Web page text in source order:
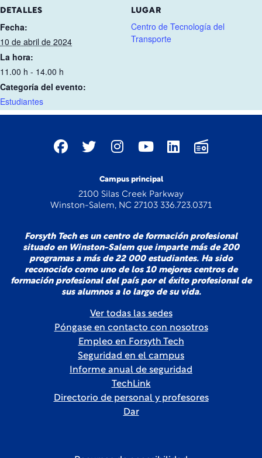
DETALLES
Fecha:
10 de abril de 2024
La hora:
11.00 h - 14.00 h
Categoría del evento:
Estudiantes
LUGAR
Centro de Tecnología del
Transporte
Campus principal
2100 Silas Creek Parkway
Winston-Salem, NC 27103 336.723.0371
Forsyth Tech es un centro de formación profesional
situado en Winston-Salem que imparte más de 200
programas a más de 22 000 estudiantes. Ha sido
reconocido como uno de los 10 mejores centros de
formación profesional del país por el éxito profesional de
sus alumnos a lo largo de su vida.
Ver todas las sedes
Póngase en contacto con nosotros
Empleo en Forsyth Tech
Seguridad en el campus
Informe anual de seguridad
TechLink
Directorio de personal y profesores
Dar